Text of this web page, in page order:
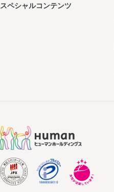
スペシャルコンテンツ